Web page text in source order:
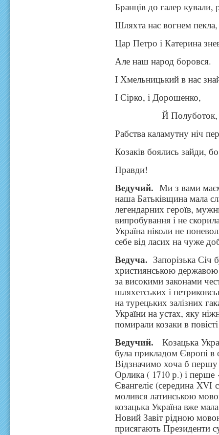
Бранців до галер
Шляхта нас вогнем
Цар Петро і Катерина
Але наш народ боровся.
І Хмельницький в нас
І Сірко, і Дорошенко,
Й Полуботок, й
Рабства каламутну ніч
Козаків боялись зайди,
Правди!
Ведучий.Ми з вами
наша Батьківщина мала
легендарних героїв,
випробування і не
Україна ніколи не
себе від ласих на чуже
Ведуча. Запорізька Січ
християнською
за високими законами
шляхетських і
на турецьких залізних
України на устах, яку
помирали козаки в
Ведучий.
Козацька
була прикладом Європі в
Відзначимо хоча б першу
Орлика ( 1710 р.) і
Євангеліє (середина XVI
молився латинською
козацька Україна вже
Новий Завіт рідною
присягають Президенти